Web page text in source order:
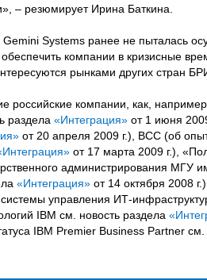
– резюмирует Ирина Баткина.
Systems ранее не пыталась
компании в кризисные
рынками других стран
российские компании, как,
раздела «Интеграция» от 1 июня
от 20 апреля 2009 г.), ВСС (об
от 17 марта 2009 г.),
администрирования МГУ
«Интеграция» от 14 октября 2008
управления ИТ-
IBM см. новость раздела
IBM Premier Business Partner см.